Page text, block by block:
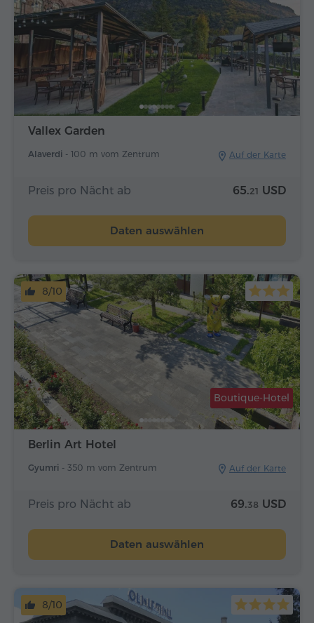
Vallex Garden
Alaverdi - 100 m vom Zentrum Auf der Karte
Preis pro Nächt ab 65.21 USD
Daten auswählen
Berlin Art Hotel
Gyumri - 350 m vom Zentrum Auf der Karte
Boutique-Hotel
8/10
Preis pro Nächt ab 69.38 USD
Daten auswählen
8/10